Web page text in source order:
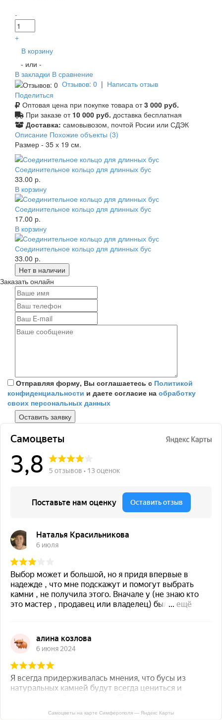
-
+
В корзину
- или -
В закладки В сравнение
Отзывов: 0 | Написать отзыв
Поделиться
Оптовая цена при покупке товара от3 000 руб.
При заказе от 10 000 руб. доставка бесплатная
Доставка: самовывозом, почтой Росии или СДЭК
Описание Похожие объекты (3)
Размер - 35 х 19 см.
Соединительное кольцо для длинных бус
33.00 р.
В корзину
Соединительное кольцо для длинных бус
17.00 р.
В корзину
Соединительное кольцо для длинных бус
33.00 р.
Заказать онлайн
Отправляя форму, Вы соглашаетесь с Политикой
конфиденциальности и даете согласие на обработку
своих персональных данных
Самоцветы на карте Симферополя — Яндекс Карты